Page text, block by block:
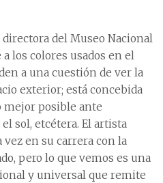
del Museo Nacional
los colores usados en el
a una cuestión de ver la
exterior; está concebida
mejor posible ante
sol, etcétera. El artista
en su carrera con la
pero lo que vemos es una
y universal que remite